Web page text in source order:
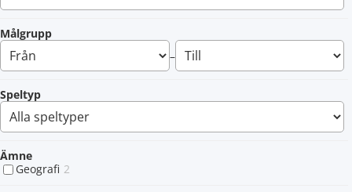
Målgrupp
–
Speltyp
Ämne
Geografi 2